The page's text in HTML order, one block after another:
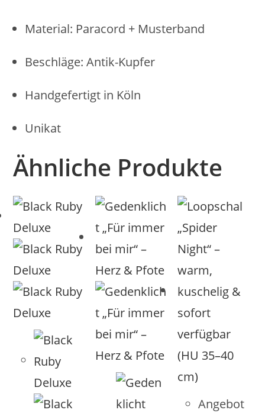
Material: Paracord + Musterband
Beschläge: Antik-Kupfer
Handgefertigt in Köln
Unikat
Ähnliche Produkte
Angebot